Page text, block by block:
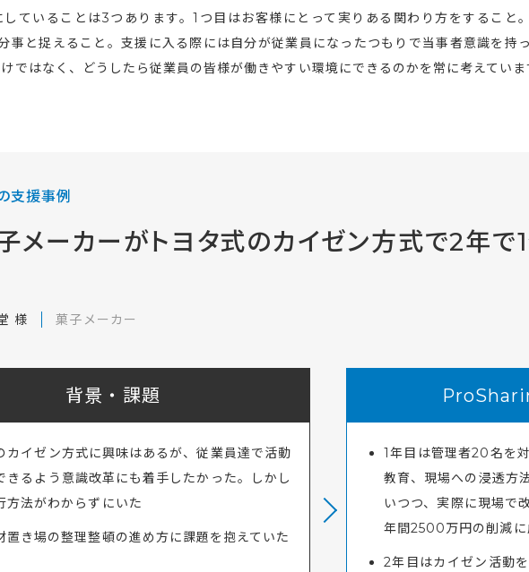
ていることは3つあります。1つ目はお客様にとって実りある関わり方をすること
事と捉えること。支援に入る際には自分が従業員になったつもりで当事者意識を持
ではなく、どうしたら従業員の皆様が働きやすい環境にできるのかを常に考えていま
支援事例
メーカーがトヨタ式のカイゼン方式で2年
様 菓子メーカー
背景・課題
カイゼン方式に興味はあるが、従業員達で活動
きるよう意識改革にも着手したかった。しかし
方法がわからずにいた
置き場の整理整頓の進め方に課題を抱えていた
1年目は管理者20名を
教育、現場への浸透方
いつつ、実際に現場で
年間2500万円の削減に
2年目はカイゼン活動